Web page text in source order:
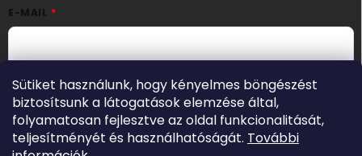
Sütiket használunk, hogy kényelmes böngészést
biztosítsunk a látogatások elemzése által,
folyamatosan fejlesztve az oldal funkcionalitását,
teljesítményét és használhatóságát. További
E-MAIL
mail címem felhasználásával a(z)*cég neverészemre e-mail
útján hírleveleket, ajánlatokat küldjön. Kijelentem, hogy az
adatkezelési tájékoztatótelolvastam. Megértettem, hogy a
hozzájárulásom bármikor visszavonhatom.